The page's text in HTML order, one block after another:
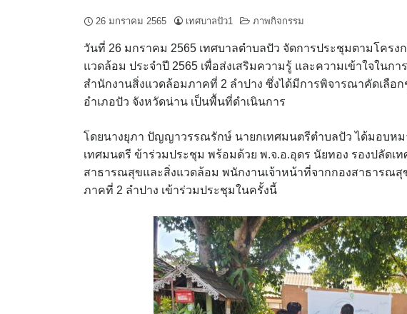
26 มกราคม 2565 เทศบาลปัว1 ภาพกิจกรรม
วันที่ 26 มกราคม 2565 เทศบาลตำบลปัว จัดการประชุมตามโคร
แวดล้อม ประจำปี 2565 เพื่อส่งเสริมความรู้ และความเข้าใจใน
สำนักงานสิ่งแวดล้อมภาคที่ 2 ลำปาง ซึ่งได้มีการพิจารณาคัดเลื
อำเภอปัว จังหวัดน่าน เป็นพื้นที่ดำเนินการ
โดยนางยุภา ปัญญาวรรณรักษ์ นายกเทศมนตรีตำบลปัว ได้มอบห
เทศมนตรี ข้าร่วมประชุม พร้อมด้วย พ.จ.อ.อุดร นัยทอง รองปลัดเ
สาธารณสุขและสิ่งแวดล้อม พนักงานเจ้าหน้าที่จากกองสาธารณ
ภาคที่ 2 ลำปาง เข้าร่วมประชุมในครั้งนี้